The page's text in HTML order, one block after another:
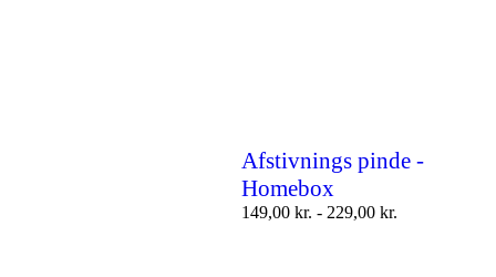
Afstivnings pinde -
Homebox
149,00 kr. - 229,00 kr.